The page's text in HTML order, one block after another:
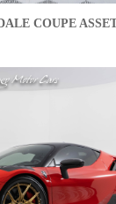
COUPE